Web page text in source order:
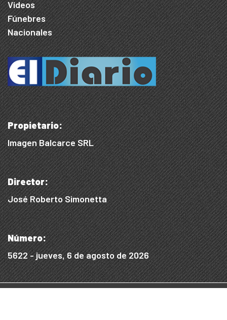
Videos
Fúnebres
Nacionales
Propietario:
Imagen Balcarce SRL
Director:
José Roberto Simonetta
Número:
5622 - jueves, 6 de agosto de 2026